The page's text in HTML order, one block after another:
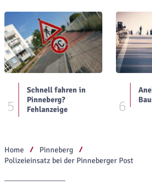
5
Schnell fahren in
Pinneberg?
Fehlanzeige
6
Home
Pinneberg
Polizeieinsatz bei der Pinneberger Post